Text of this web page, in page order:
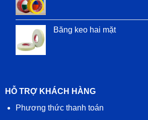
Băng keo hai mặt
HỖ TRỢ KHÁCH HÀNG
Phương thức thanh toán